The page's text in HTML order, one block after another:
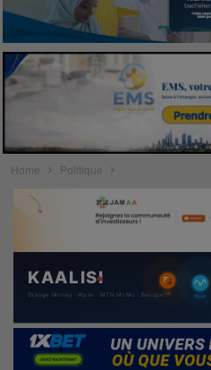
Home Politique